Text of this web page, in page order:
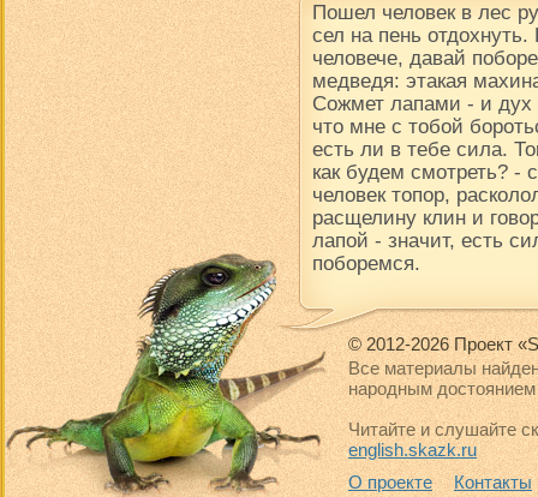
Пошел человек в лес
сел на пень
человече, давай
медведя: этакая
Сожмет лапами - и дух
что мне с тобой
есть ли в тебе сила.
как будем смотреть? -
человек топор,
расщелину клин и
лапой - значит, есть
поборемся.
© 2012-2026 Проект
Все материалы
народным достоянием
Читайте и слушайте
english.skazk.ru
О проекте
Контакты